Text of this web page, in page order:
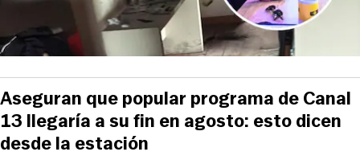
Aseguran que popular programa de Canal
13 llegaría a su fin en agosto: esto dicen
desde la estación